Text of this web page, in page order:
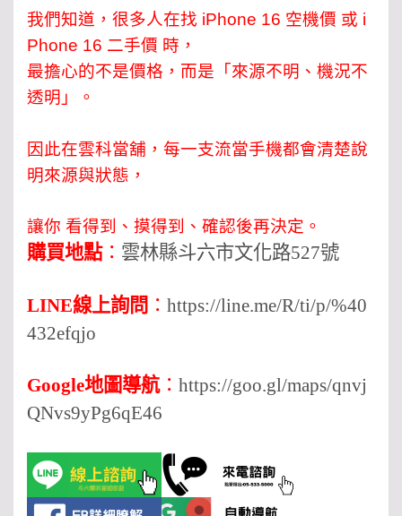
我們知道，很多人在找 iPhone 16 空機價 或 i
Phone 16 二手價 時，
最擔心的不是價格，而是「來源不明、機況不
透明」。
因此在雲科當舖，每一支流當手機都會清楚說
明來源與狀態，
讓你 看得到、摸得到、確認後再決定。
購買地點： 雲林縣斗六市文化路527號
LINE線上詢問 ： https://line.me/R/ti/p/%40
432efqjo
Google地圖導航： https://goo.gl/maps/qnvj
QNvs9yPg6qE46